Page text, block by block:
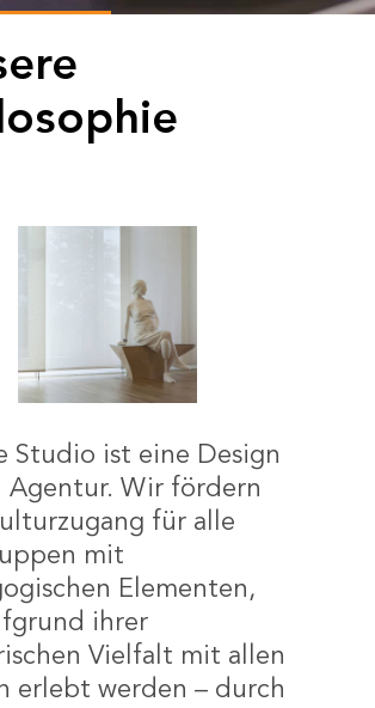
Studio ist eine Design
Agentur. Wir fördern
für alle
mit
Elementen,
ihrer
Vielfalt mit allen
erlebt werden – durch